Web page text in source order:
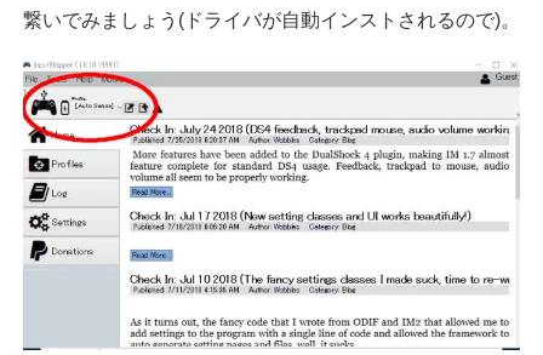
繋いでみましょう(ドライバが自動インストされるので)。